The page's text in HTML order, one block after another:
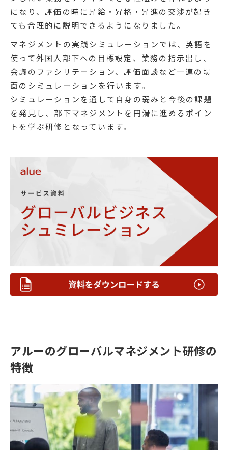
になり、評価の時に昇給・昇格・昇進の交渉が起き
ても合理的に説明できるようになりました。
マネジメントの実践シミュレーションでは、英語を
使って外国人部下への目標設定、業務の指示出し、
会議のファシリテーション、評価面談など一連の場
面のシミュレーションを行います。
シミュレーションを通して自身の弱みと今後の課題
を発見し、部下マネジメントを円滑に進めるポイン
トを学ぶ研修となっています。
アルーのグローバルマネジメント研修の
特徴